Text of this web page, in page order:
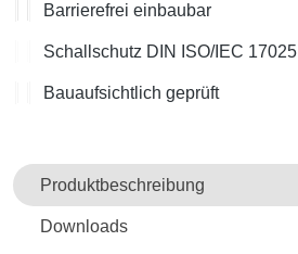
Barrierefrei einbaubar
Schallschutz DIN ISO/IEC 17025
Bauaufsichtlich geprüft
Produktbeschreibung
Downloads